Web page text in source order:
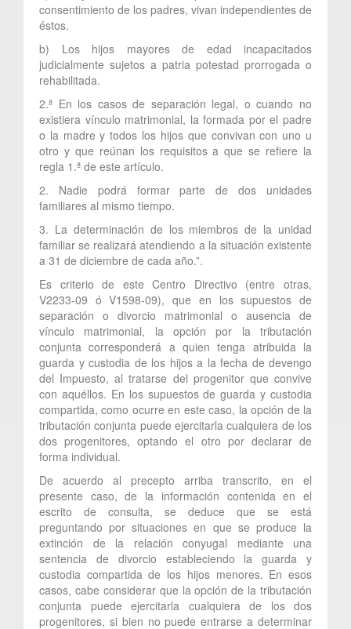
consentimiento de los padres, vivan independientes de
éstos.
b) Los hijos mayores de edad incapacitados
judicialmente sujetos a patria potestad prorrogada o
rehabilitada.
2.ª En los casos de separación legal, o cuando no
existiera vínculo matrimonial, la formada por el padre
o la madre y todos los hijos que convivan con uno u
otro y que reúnan los requisitos a que se refiere la
regla 1.ª de este artículo.
2. Nadie podrá formar parte de dos unidades
familiares al mismo tiempo.
3. La determinación de los miembros de la unidad
familiar se realizará atendiendo a la situación existente
a 31 de diciembre de cada año.”.
Es criterio de este Centro Directivo (entre otras,
V2233-09 ó V1598-09), que en los supuestos de
separación o divorcio matrimonial o ausencia de
vínculo matrimonial, la opción por la tributación
conjunta corresponderá a quien tenga atribuida la
guarda y custodia de los hijos a la fecha de devengo
del Impuesto, al tratarse del progenitor que convive
con aquéllos. En los supuestos de guarda y custodia
compartida, como ocurre en este caso, la opción de la
tributación conjunta puede ejercitarla cualquiera de los
dos progenitores, optando el otro por declarar de
forma individual.
De acuerdo al precepto arriba transcrito, en el
presente caso, de la información contenida en el
escrito de consulta, se deduce que se está
preguntando por situaciones en que se produce la
extinción de la relación conyugal mediante una
sentencia de divorcio estableciendo la guarda y
custodia compartida de los hijos menores. En esos
casos, cabe considerar que la opción de la tributación
conjunta puede ejercitarla cualquiera de los dos
progenitores, si bien no puede entrarse a determinar